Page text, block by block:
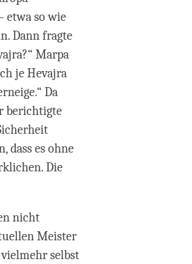
etwa so wie
Dann fragte
Marpa
je Hevajra
Da
berichtigte
dass es ohne
Die
nicht
Meister
selbst